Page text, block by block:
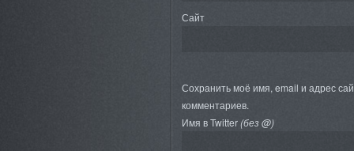
Сайт
Сохранить моё имя, email и адрес
комментариев.
Имя в Twitter(без @)